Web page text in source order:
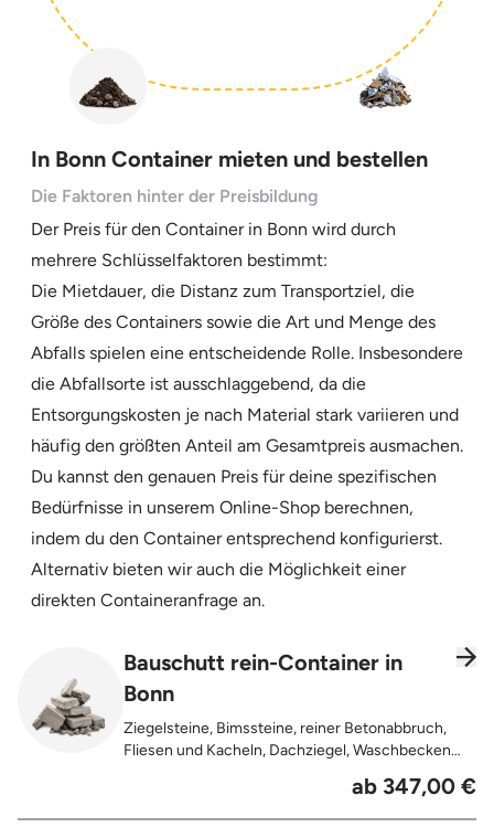
In Bonn Container mieten und bestellen
Die Faktoren hinter der Preisbildung
Der Preis für den Container in Bonn wird durch
mehrere Schlüsselfaktoren bestimmt:
Die Mietdauer, die Distanz zum Transportziel, die
Größe des Containers sowie die Art und Menge des
Abfalls spielen eine entscheidende Rolle. Insbesondere
die Abfallsorte ist ausschlaggebend, da die
Entsorgungskosten je nach Material stark variieren und
häufig den größten Anteil am Gesamtpreis ausmachen.
Du kannst den genauen Preis für deine spezifischen
Bedürfnisse in unserem Online-Shop berechnen,
indem du den Container entsprechend konfigurierst.
Alternativ bieten wir auch die Möglichkeit einer
direkten Containeranfrage an.
Bauschutt rein-Container in
Bonn
Ziegelsteine, Bimssteine, reiner Betonabbruch,
Fliesen und Kacheln, Dachziegel, Waschbecken
Pflastersteine, Kalksand-Mauerwerk, Zement und
Putzreste
ab 347,00 €